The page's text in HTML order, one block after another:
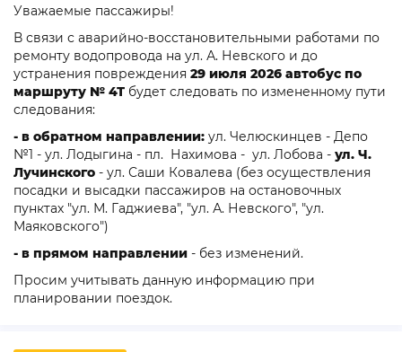
Уважаемые пассажиры!
В связи с аварийно-восстановительными работами по
ремонту водопровода на ул. А. Невского и до
устранения повреждения 29 июля 2026 автобус по
маршруту № 4Т будет следовать по измененному пути
следования:
- в обратном направлении: ул. Челюскинцев - Депо
№1 - ул. Лодыгина - пл. Нахимова - ул. Лобова - ул. Ч.
Лучинского - ул. Саши Ковалева (без осуществления
посадки и высадки пассажиров на остановочных
пунктах "ул. М. Гаджиева", "ул. А. Невского", "ул.
Маяковского")
- в прямом направлении - без изменений.
Просим учитывать данную информацию при
планировании поездок.